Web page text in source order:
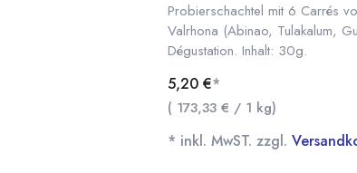
Probierschachtel mit 6 Carrés
Valrhona (Abinao, Tulakalum,
Dégustation. Inhalt: 30g.
5,20 €*
( 173,33 € / 1 kg)
* inkl. MwST. zzgl.